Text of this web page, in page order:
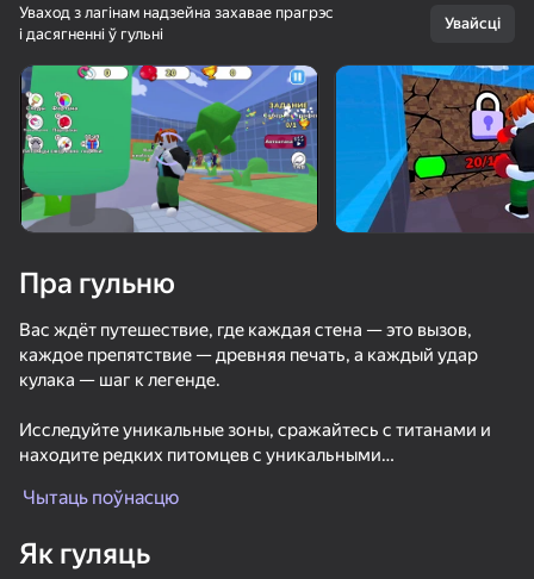
Павярніце прыладу
Гульня працуе толькі ў гарызантальнай
арыентацыі
Падающие Человечки против Банды Человечков
Уваход з лагінам надзейна захавае прагрэс
і дасягненні ў гульні
Увайсці
Пра гульню
Вас ждёт путешествие, где каждая стена — это вызов,
каждое препятствие — древняя печать, а каждый удар
кулака — шаг к легенде.
Исследуйте уникальные зоны, сражайтесь с титанами и
находите редких питомцев с уникальными
фрагменты истории и оставьте свой след в Зале Эха —
Кулаком легенд!
Чытаць поўнасцю
Як гуляць